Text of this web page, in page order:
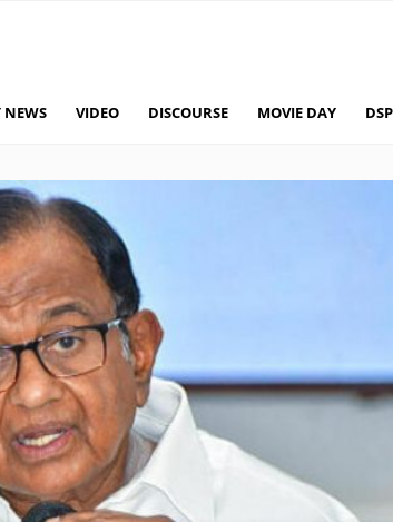
NEWS VIDEO DISCOURSE MOVIE DAY